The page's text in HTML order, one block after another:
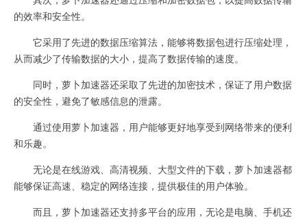
的效率和安全性。
它采用了先进的数据压缩算法，能够将数据包进行压缩处理，
从而减少了传输数据的大小，提高了数据传输的速度。
同时，萝卜加速器还采取了先进的加密技术，保证了用户数据
的安全性，避免了敏感信息的泄露。
通过使用萝卜加速器，用户能够更好地享受到网络带来的便利
和乐趣。
无论是在线游戏、高清视频、大型文件的下载，萝卜加速器都
能够保证高速、稳定的网络连接，提供极佳的用户体验。
而且，萝卜加速器还支持多平台的应用，无论是电脑、手机还